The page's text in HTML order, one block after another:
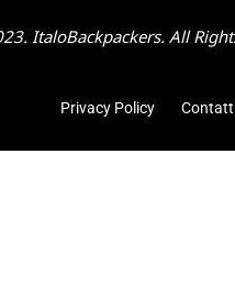
ItaloBackpackers. All
Privacy Policy